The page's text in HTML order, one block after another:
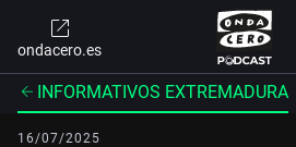
ondacero.es
INFORMATIVOS EXTREMADURA
16/07/2025